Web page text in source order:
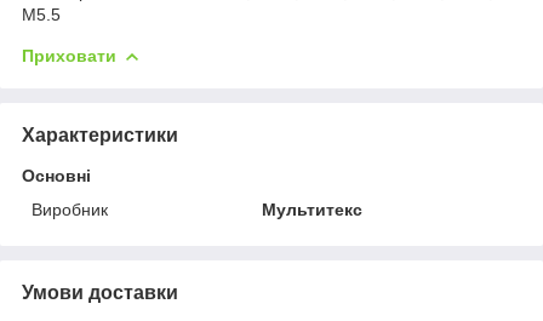
M5.5
Приховати
Характеристики
Основні
Виробник
Мультитекс
Умови доставки